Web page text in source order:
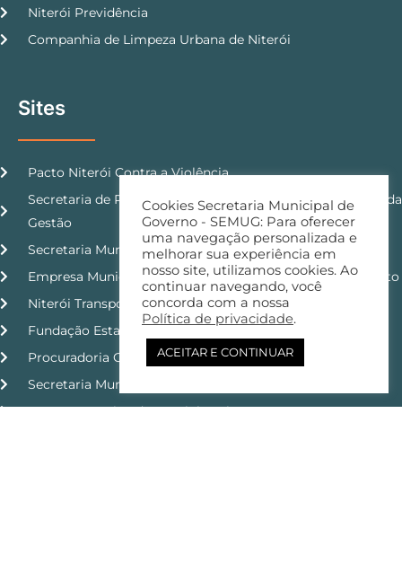
Niterói Previdência
Companhia de Limpeza Urbana de Niterói
Sites
Pacto Niterói Contra a Violência
Secretaria de Planejamento, Orçamento e Modernização da
Gestão
Secretaria Municipal de Ordem Pública
Empresa Municipal de Moradia, Urbanização e Saneamento
Niterói Transporte e Trânsito
Fundação Estatal de Saúde
Procuradoria Geral do Município
Secretaria Municipal de Esporte e Lazer
Grupo Executivo do Caminho Niemeyer
Cookies Secretaria Municipal de
Governo - SEMUG: Para oferecer
uma navegação personalizada e
melhorar sua experiência em
nosso site, utilizamos cookies. Ao
continuar navegando, você
concorda com a nossa
Política de privacidade.
ACEITAR E CONTINUAR